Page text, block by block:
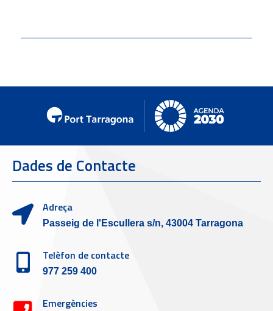
Dades de Contacte
Adreça
Passeig de l'Escullera s/n, 43004 Tarragona
Telèfon de contacte
977 259 400
Emergències